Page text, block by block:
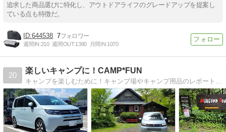
追求した商品選びに特化し、アウトドアライフのグレードアップを提案し
ている点も特徴だ。
644538 7
週間IN:210 週間OUT:1380 月間IN:1070
20
楽しいキャンプに！CAMP*FUN
キャンプを楽しむために！キャンプ場やキャンプ用品のレポート、道具の使い方やワンちゃんと行くキャンプの情報などを紹介しています。